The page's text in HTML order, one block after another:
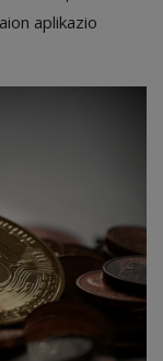
aplikazio